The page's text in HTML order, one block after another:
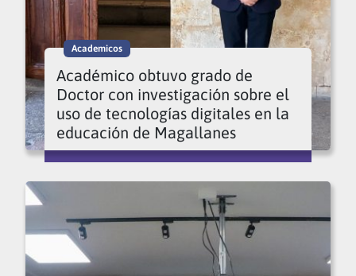
Academicos
Académico obtuvo grado de
Doctor con investigación sobre el
uso de tecnologías digitales en la
educación de Magallanes